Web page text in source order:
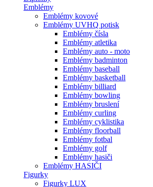
Emblémy
Emblémy kovové
Emblémy UVHQ potisk
Emblémy čísla
Emblémy atletika
Emblémy auto - moto
Emblémy badminton
Emblémy baseball
Emblémy basketball
Emblémy billiard
Emblémy bowling
Emblémy bruslení
Emblémy curling
Emblémy cyklistika
Emblémy floorball
Emblémy fotbal
Emblémy golf
Emblémy hasiči
Emblémy HASIČI
Figurky
Figurky LUX